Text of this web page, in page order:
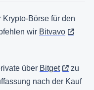
Börse für den
wir Bitvavo
über Bitget
zu
nach der Kauf